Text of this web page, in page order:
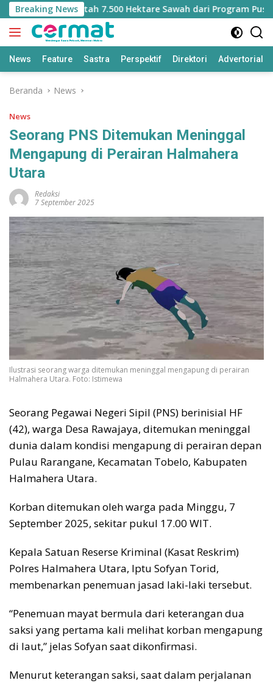
Langsung
ke
konten
Breaking News
Kehilangan Jatah 7.500 Hektare Sawah dari Program Pusat
News Feature Sastra Perspektif Direktori Advertorial
Beranda News
News
Seorang PNS Ditemukan Meninggal
Mengapung di Perairan Halmahera
Utara
Redaksi
7 September 2025
Ilustrasi seorang warga ditemukan meninggal mengapung di perairan
Halmahera Utara. Foto: Istimewa
Seorang Pegawai Negeri Sipil (PNS) berinisial HF
(42), warga Desa Rawajaya, ditemukan meninggal
dunia dalam kondisi mengapung di perairan depan
Pulau Rarangane, Kecamatan Tobelo, Kabupaten
Halmahera Utara.
Korban ditemukan oleh warga pada Minggu, 7
September 2025, sekitar pukul 17.00 WIT.
Kepala Satuan Reserse Kriminal (Kasat Reskrim)
Polres Halmahera Utara, Iptu Sofyan Torid,
membenarkan penemuan jasad laki-laki tersebut.
“Penemuan mayat bermula dari keterangan dua
saksi yang pertama kali melihat korban mengapung
di laut,” jelas Sofyan saat dikonfirmasi.
Menurut keterangan saksi, saat dalam perjalanan